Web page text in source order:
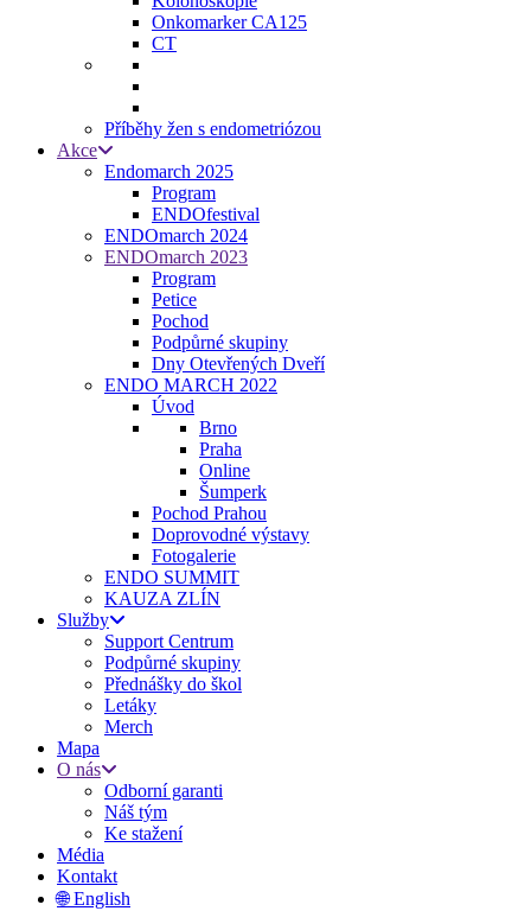
Onkomarker CA125
CT
Příběhy žen s endometriózou
Akce
Endomarch 2025
Program
ENDOfestival
ENDOmarch 2024
ENDOmarch 2023
Program
Petice
Pochod
Podpůrné skupiny
Dny Otevřených Dveří
ENDO MARCH 2022
Úvod
Brno
Praha
Online
Šumperk
Pochod Prahou
Doprovodné výstavy
Fotogalerie
ENDO SUMMIT
KAUZA ZLÍN
Služby
Support Centrum
Podpůrné skupiny
Přednášky do škol
Letáky
Merch
Mapa
O nás
Odborní garanti
Náš tým
Ke stažení
Média
Kontakt
🌐 English